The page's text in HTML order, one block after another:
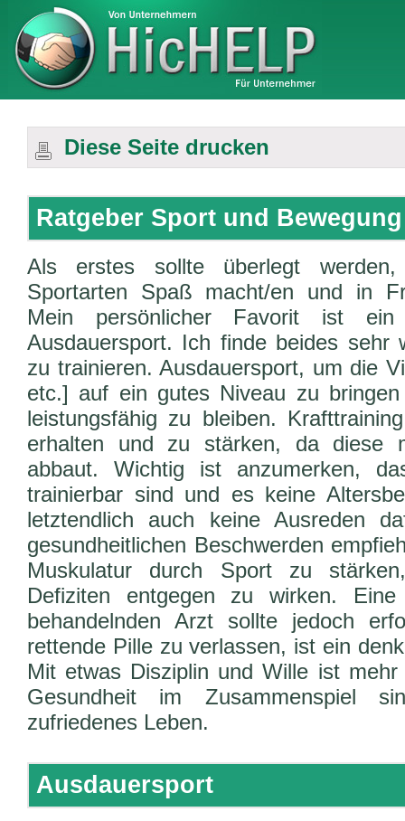
Diese Seite drucken
Ratgeber Sport und Bewegung
Als erstes sollte überlegt
Sportarten Spaß macht/en und in
Mein persönlicher Favorit ist
Ausdauersport. Ich finde beides sehr
zu trainieren. Ausdauersport, um die
etc.] auf ein gutes Niveau zu
leistungsfähig zu bleiben.
erhalten und zu stärken, da diese
abbaut. Wichtig ist anzumerken,
trainierbar sind und es keine
letztendlich auch keine Ausreden
gesundheitlichen Beschwerden
Muskulatur durch Sport zu
Defiziten entgegen zu wirken.
behandelnden Arzt sollte jedoch
rettende Pille zu verlassen, ist ein
Mit etwas Disziplin und Wille ist
Gesundheit im Zusammenspiel
zufriedenes Leben.
Ausdauersport